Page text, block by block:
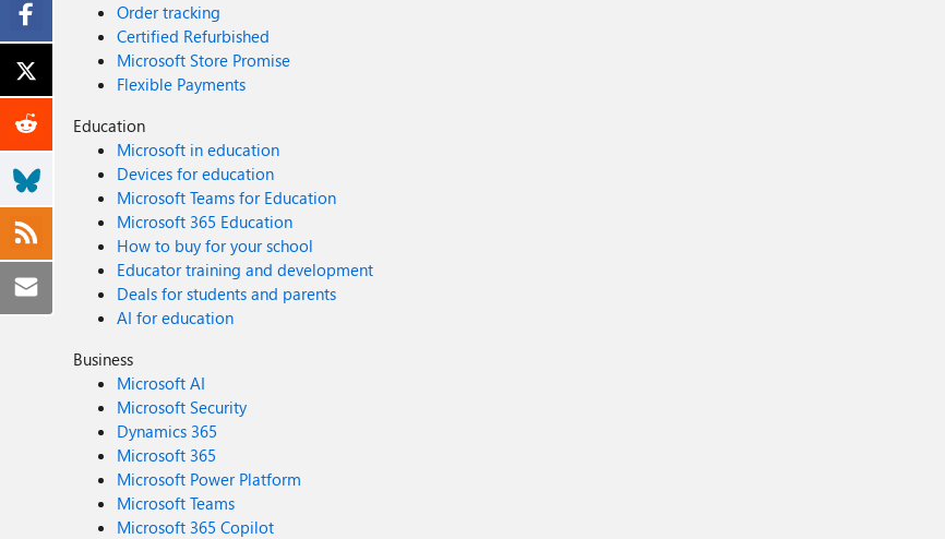
Order tracking
Certified Refurbished
Microsoft Store Promise
Flexible Payments
Education
Microsoft in education
Devices for education
Microsoft Teams for Education
Microsoft 365 Education
How to buy for your school
Educator training and development
Deals for students and parents
AI for education
Business
Microsoft AI
Microsoft Security
Dynamics 365
Microsoft 365
Microsoft Power Platform
Microsoft Teams
Microsoft 365 Copilot